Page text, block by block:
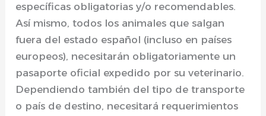
específicas obligatorias y/o recomendables.
Así mismo, todos los animales que salgan
fuera del estado español (incluso en países
europeos), necesitarán obligatoriamente un
pasaporte oficial expedido por su veterinario.
Dependiendo también del tipo de transporte
o país de destino, necesitará requerimientos